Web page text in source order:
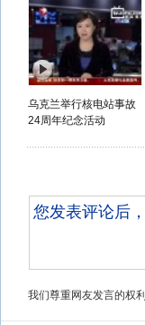
乌克兰举行核电站事故
24周年纪念活动
我们尊重网友发言的权